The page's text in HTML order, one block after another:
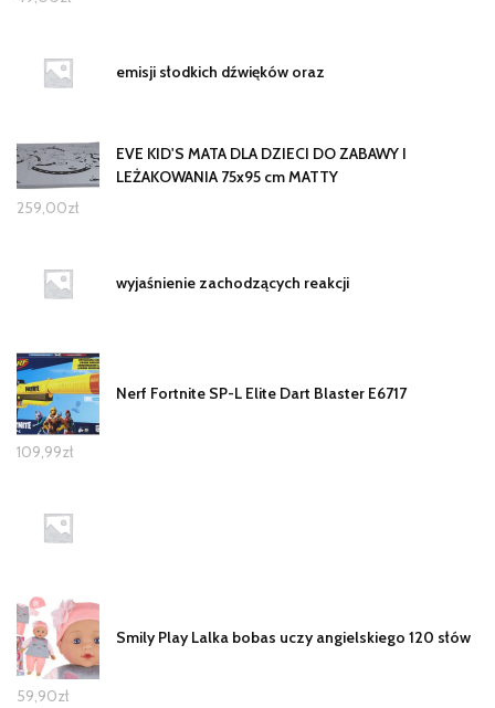
emisji słodkich dźwięków oraz
EVE KID'S MATA DLA DZIECI DO ZABAWY I
LEŻAKOWANIA 75x95 cm MATTY
259,00zł
wyjaśnienie zachodzących reakcji
Nerf Fortnite SP-L Elite Dart Blaster E6717
109,99zł
Smily Play Lalka bobas uczy angielskiego 120 słów
59,90zł